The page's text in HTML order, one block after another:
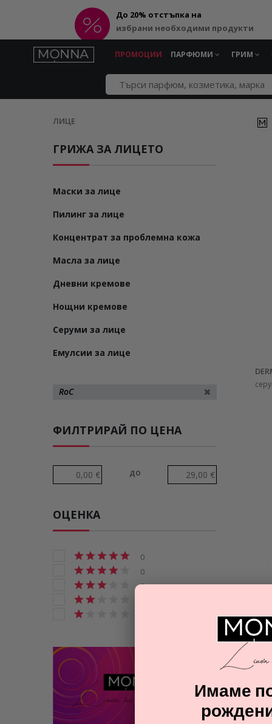
До 20% отстъпка на
избрани необходими продукти
ПРОМОЦИИ ПАРФЮМИ ГРИМ
ЛИЦЕ
ГРИЖА ЗА ЛИЦЕТО
Маски за лице
Пилинг за лице
Концентрат за проблемна кожа
Масла за лице
Дневни кремове
Нощни кремове
Серуми за лице
Емулсии за лице
RoC
ФИЛТРИРАЙ ПО ЦЕНА
до
ОЦЕНКА
0
0
0
Имаме